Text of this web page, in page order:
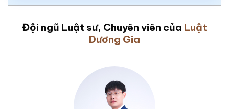
Đội ngũ Luật sư, Chuyên viên của Luật
Dương Gia